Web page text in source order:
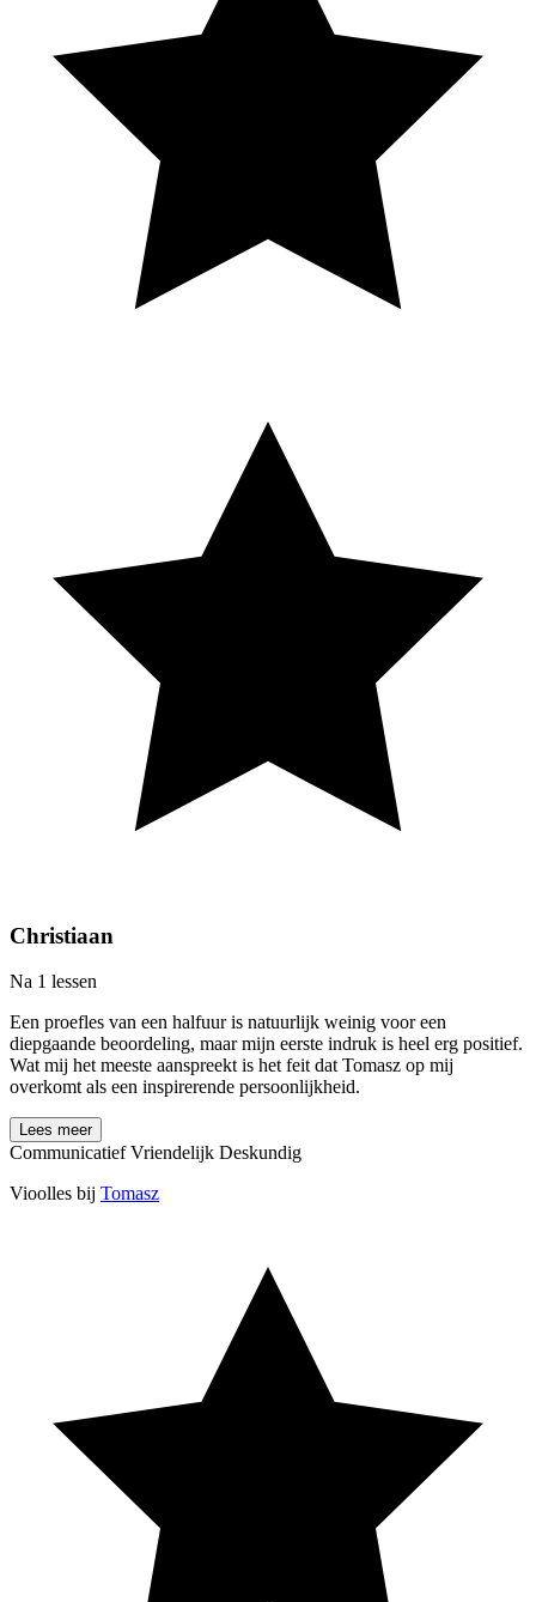
Christiaan
Na 1 lessen
Een proefles van een halfuur is natuurlijk weinig voor een
diepgaande beoordeling, maar mijn eerste indruk is heel erg positief.
Wat mij het meeste aanspreekt is het feit dat Tomasz op mij
overkomt als een inspirerende persoonlijkheid.
Lees meer
CommunicatiefVriendelijk Deskundig
Vioolles bij Tomasz